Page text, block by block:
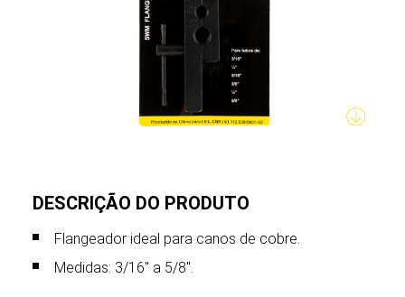
DESCRIÇÃO DO PRODUTO
Flangeador ideal para canos de cobre.
Medidas: 3/16" a 5/8".